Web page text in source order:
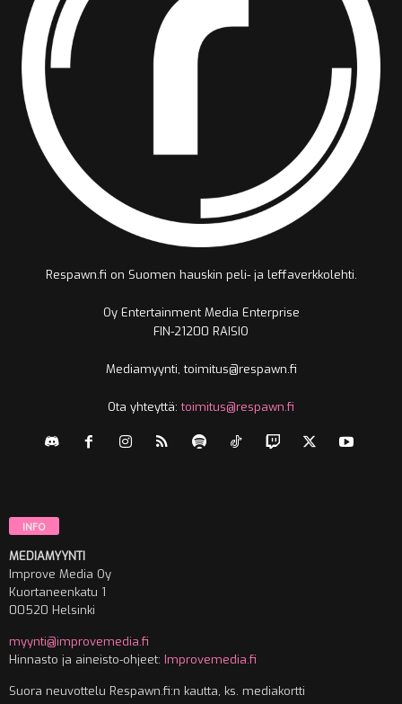
Respawn.fi on Suomen hauskin peli- ja leffaverkkolehti.
Oy Entertainment Media Enterprise
FIN-21200 RAISIO
Mediamyynti, toimitus@respawn.fi
Ota yhteyttä:toimitus@respawn.fi
INFO
MEDIAMYYNTI
Improve Media Oy
Kuortaneenkatu 1
00520 Helsinki
myynti@improvemedia.fi
Hinnasto ja aineisto-ohjeet: Improvemedia.fi
Suora neuvottelu Respawn.fi:n kautta, ks. mediakortti